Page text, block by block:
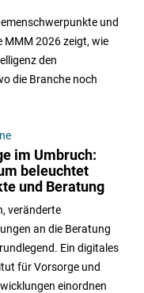
und
MMM 2026 zeigt, wie
den
die Branche noch
im Umbruch:
beleuchtet
und Beratung
veränderte
an die Beratung
Ein digitales
für Vorsorge und
einordnen